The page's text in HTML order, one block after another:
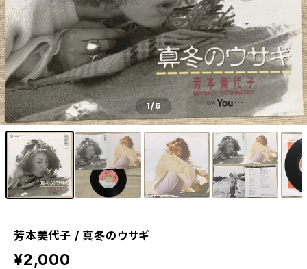
1/6
芳本美代子 / 真冬のウサギ
¥2,000